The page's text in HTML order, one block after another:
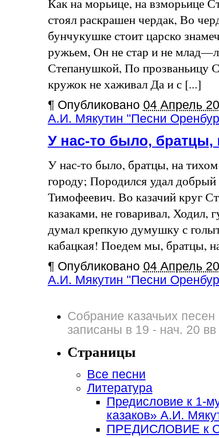
Как на морьице, на взморьице
стоял раскрашен чердак, Во
бунчукушке стоит царско
ружьем, Он не стар и не
Степанушкой, По прозваньицу
кружок не хаживал Да и с [...]
¶ Опубликовано 04 Апрель
А.И. Мякутин "Песни
У нас-то было,
У нас-то было, братцы, на
городу; Породился удал
Тимофеевич. Во казачий круг
казаками, не говаривал, Ходил,
думал крепкую думушку с
кабацкая! Поедем мы, братцы,
¶ Опубликовано 04 Апрель
А.И. Мякутин "Песни
Собрание казачьих
записаны в 19 - нач. 20 вв
Страницы
Все песни
Литература
Предисловие к 1-
казаков» А.И.
ПРЕДИСЛОВИЕ к